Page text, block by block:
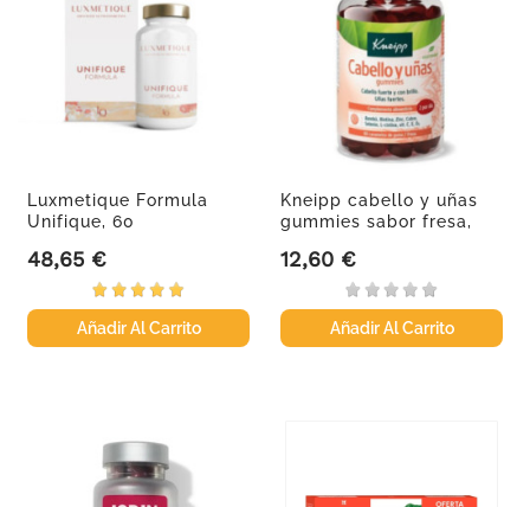
Luxmetique Formula
Unifique, 60
Precio
48,65 €
Añadir Al Carrito
Kneipp cabello y uñas
gummies sabor fresa,
Precio
12,60 €
Añadir Al Carrito